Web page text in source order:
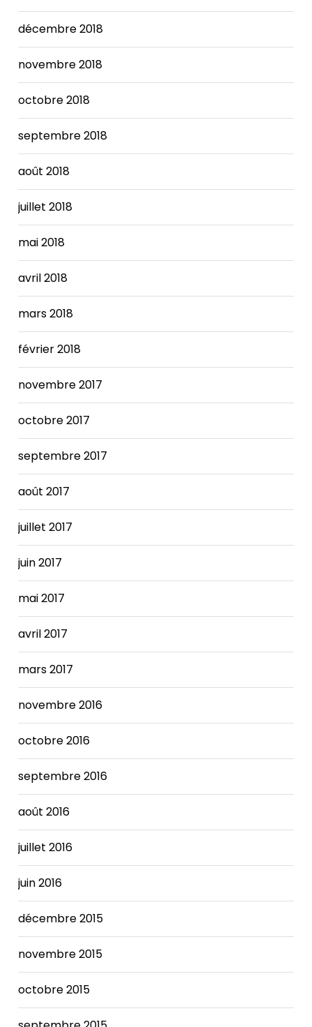
décembre 2018
novembre 2018
octobre 2018
septembre 2018
août 2018
juillet 2018
mai 2018
avril 2018
mars 2018
février 2018
novembre 2017
octobre 2017
septembre 2017
août 2017
juillet 2017
juin 2017
mai 2017
avril 2017
mars 2017
novembre 2016
octobre 2016
septembre 2016
août 2016
juillet 2016
juin 2016
décembre 2015
novembre 2015
octobre 2015